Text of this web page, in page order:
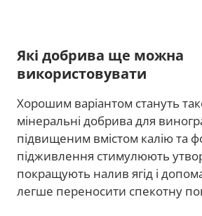
Які добрива ще можна
використовувати
Хорошим варіантом стануть
мінеральні добрива для
підвищеним вмістом калію та
підживлення стимулюють
покращують налив ягід і
легше переносити спекотну